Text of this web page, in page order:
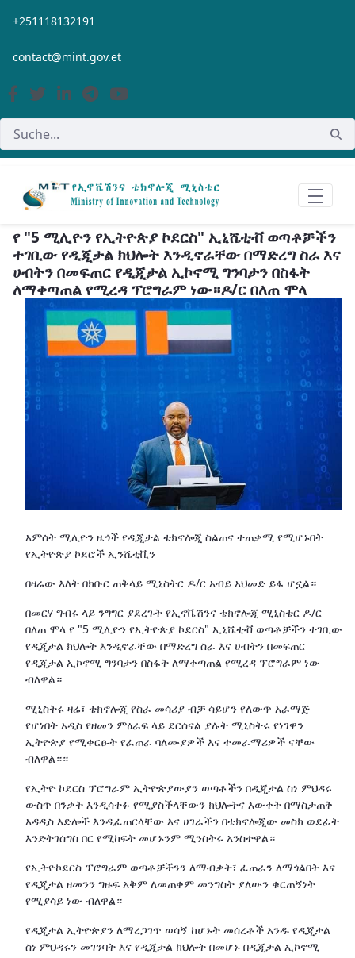
Zum Hauptinhalt springen
+251118132191
contact@mint.gov.et
የ "5 ሚሊዮን የኢትዮጵያ ኮደርስ" ኢኒሼቲቭ ወጣቶቻችን
ተገቢው የዲጂታል ክህሎት እንዲኖራቸው በማድረግ ስራ እና
ሀብትን በመፍጠር የዲጂታል ኢኮኖሚ ግንባታን በስፋት
ለማቀጣጠል የሚረዳ ፕሮግራም ነው።ዶ/ር በለጠ ሞላ
አምሰት ሚሊዮን ዜጎች የዲጂታል ቴክኖሎጂ ስልጠና ተጠቃሚ የሚሆኑበት
የኢትዮጵያ ኮደሮች ኢንሼቲቪን
በዛሬው እለት በክቡር ጠቅላይ ሚኒስትር ዶ/ር አብይ አህመድ ይፋ ሆኗል።
በመርሃ ግብሩ ላይ ንግግር ያደረጉት የኢኖቬሽንና ቴክኖሎጂ ሚኒስቴር ዶ/ር
በለጠ ሞላ የ "5 ሚሊዮን የኢትዮጵያ ኮደርስ" ኢኒሼቲቭ ወጣቶቻችን ተገቢው
የዲጂታል ክህሎት እንዲኖራቸው በማድረግ ስራ እና ሀብትን በመፍጠር
የዲጂታል ኢኮኖሚ ግንባታን በስፋት ለማቀጣጠል የሚረዳ ፕሮግራም ነው
ብለዋል።
ሚኒስትሩ ዛሬ፣ ቴክኖሎጂ የስራ መሳሪያ ብቻ ሳይሆን የለውጥ አራማጅ
የሆነበት አዲስ የዘመን ምዕራፍ ላይ ደርሰናል ያሉት ሚኒስትሩ የነገዋን
ኢትዮጵያ የሚቀርፁት የፈጠራ ባለሙያዎች እና ተመራማሪዎች ናቸው
ብለዋል።።
የኢትዮ ኮደርስ ፕሮግራም ኢትዮጵያውያን ወጣቶችን በዲጂታል ስነ ምህዳሩ
ውስጥ በንቃት እንዲሳተፉ የሚያስችላቸውን ክህሎትና እውቀት በማስታጠቅ
አዳዲስ እድሎች እንዲፈጠርላቸው እና ሀገራችን በቴክኖሎጂው መስክ ወደፊት
እንድትገሰግስ በር የሚከፍት መሆኑንም ሚንስትሩ አንስተዋል።
የኢትዮኮደርስ ፕሮግራም ወጣቶቻችንን ለማብቃት፣ ፈጠራን ለማጎልበት እና
የዲጂታል ዘመንን ግዙፍ አቅም ለመጠቀም መንግስት ያለውን ቁርጠኝነት
የሚያሳይ ነው ብለዋል።
የዲጂታል ኢትዮጵያን ለማረጋገጥ ወሳኝ ከሆኑት መሰረቶች አንዱ የዲጂታል
ስነ ምህዳሩን መገንባት እና የዲጂታል ክህሎት በመሆኑ በዲጂታል ኢኮኖሚ